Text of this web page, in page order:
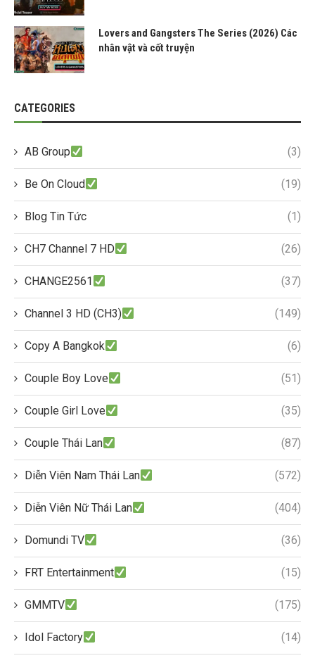
Lovers and Gangsters The Series (2026) Các
nhân vật và cốt truyện
CATEGORIES
AB Group (3)
Be On Cloud (19)
Blog Tin Tức (1)
CH7 Channel 7 HD (26)
CHANGE2561 (37)
Channel 3 HD (CH3) (149)
Copy A Bangkok (6)
Couple Boy Love (51)
Couple Girl Love (35)
Couple Thái Lan (87)
Diễn Viên Nam Thái Lan (572)
Diễn Viên Nữ Thái Lan (404)
Domundi TV (36)
FRT Entertainment (15)
GMMTV (175)
Idol Factory (14)